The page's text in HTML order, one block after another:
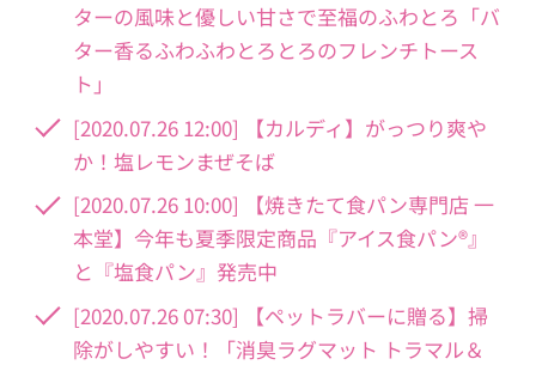
ターの風味と優しい甘さで至福のふわとろ「バ
ター香るふわふわとろとろのフレンチトース
ト」
[2020.07.26 12:00] 【カルディ】がっつり爽や
か！塩レモンまぜそば
[2020.07.26 10:00] 【焼きたて食パン専門店 一
本堂】今年も夏季限定商品『アイス食パン®』
と『塩食パン』発売中
[2020.07.26 07:30] 【ペットラバーに贈る】掃
除がしやすい！「消臭ラグマット トラマル＆